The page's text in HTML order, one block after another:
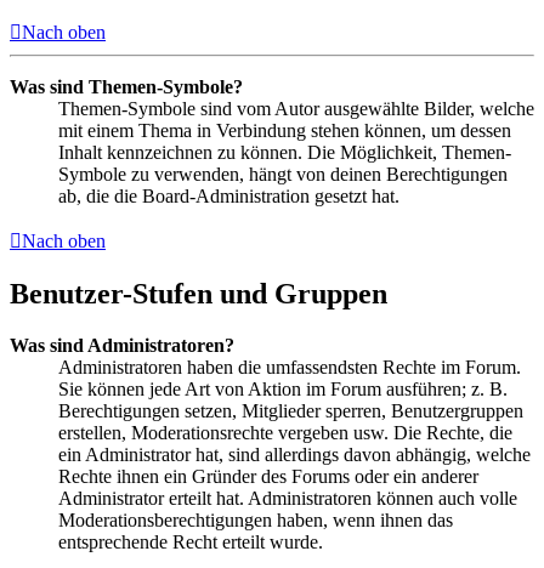
Nach oben
Was sind Themen-Symbole?
Themen-Symbole sind vom Autor ausgewählte Bilder, welche
mit einem Thema in Verbindung stehen können, um dessen
Inhalt kennzeichnen zu können. Die Möglichkeit, Themen-
Symbole zu verwenden, hängt von deinen Berechtigungen
ab, die die Board-Administration gesetzt hat.
Nach oben
Benutzer-Stufen und Gruppen
Was sind Administratoren?
Administratoren haben die umfassendsten Rechte im Forum.
Sie können jede Art von Aktion im Forum ausführen; z. B.
Berechtigungen setzen, Mitglieder sperren, Benutzergruppen
erstellen, Moderationsrechte vergeben usw. Die Rechte, die
ein Administrator hat, sind allerdings davon abhängig, welche
Rechte ihnen ein Gründer des Forums oder ein anderer
Administrator erteilt hat. Administratoren können auch volle
Moderationsberechtigungen haben, wenn ihnen das
entsprechende Recht erteilt wurde.